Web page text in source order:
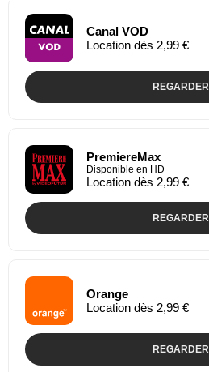
Canal VOD
Location dès 2,99 €
REGARDER
PremiereMax
Disponible en HD
Location dès 2,99 €
REGARDER
Orange
Location dès 2,99 €
REGARDER